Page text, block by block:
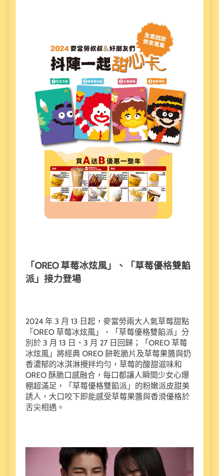
「OREO 草莓冰炫風」、「草莓優格雙餡
派」接力登場
2024 年 3 月 13 日起，麥當勞兩大人氣草莓甜點
「OREO 草莓冰炫風」、「草莓優格雙餡派」分
別於 3 月 13 日、3 月 27 日回歸；「OREO 草莓
冰炫風」將經典 OREO 餅乾脆片及草莓果醬與奶
香濃郁的冰淇淋攪拌均勻，草莓的酸甜滋味和
OREO 酥脆口感融合，每口都讓人瞬間少女心爆
棚超滿足，「草莓優格雙餡派」的粉嫩派皮甜美
誘人，大口咬下即能感受草莓果醬與香滑優格於
舌尖相遇。